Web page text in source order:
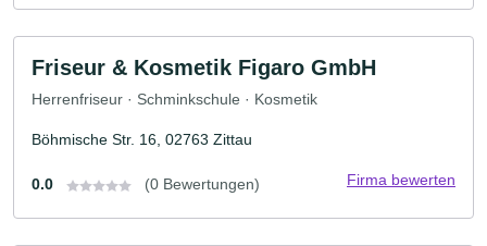
Friseur & Kosmetik Figaro GmbH
Herrenfriseur · Schminkschule · Kosmetik
Böhmische Str. 16, 02763 Zittau
0.0 (0 Bewertungen) Firma bewerten